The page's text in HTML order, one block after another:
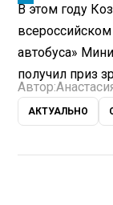
В этом году
автобуса»
получил приз
Автор:
АКТУАЛЬНО